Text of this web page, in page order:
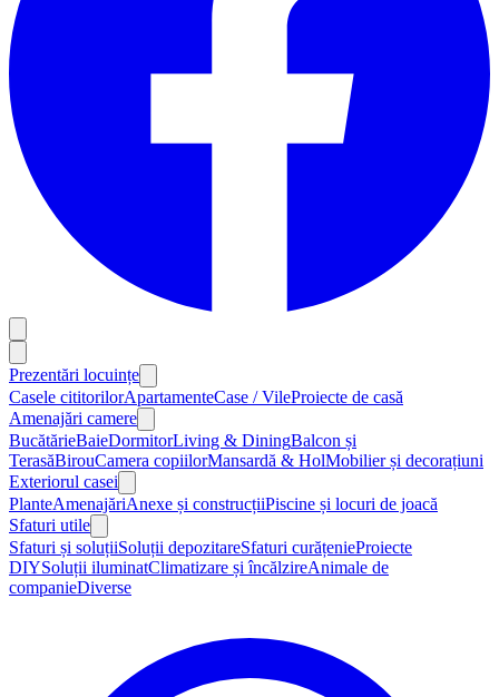
Prezentări locuințe
Casele cititorilorApartamenteCase / VileProiecte de casă
Amenajări camere
BucătărieBaieDormitorLiving & DiningBalcon și
TerasăBirouCamera copiilorMansardă & HolMobilier și decorațiuni
Exteriorul casei
PlanteAmenajăriAnexe și construcțiiPiscine și locuri de joacă
Sfaturi utile
Sfaturi și soluțiiSoluții depozitareSfaturi curățenieProiecte
DIYSoluții iluminatClimatizare și încălzireAnimale de
companieDiverse